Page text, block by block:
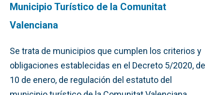
Municipio Turístico de la Comunitat
Valenciana
Se trata de municipios que cumplen los criterios y
obligaciones establecidas en el Decreto 5/2020, de
10 de enero, de regulación del estatuto del